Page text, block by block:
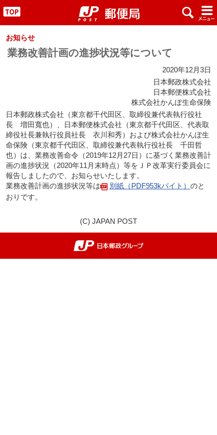
" x #
お知らせ
業務改善計画の進捗状況等について
2020年12月3日
日本郵政株式会社
日本郵便株式会社
株式会社かんぽ生命保険
日本郵政株式会社（東京都千代田区、取締役兼代表執行役社
長 増田寬也）、日本郵便株式会社（東京都千代田区、代表取
締役社長兼執行役員社長 衣川和秀）および株式会社かんぽ生
命保険（東京都千代田区、取締役兼代表執行役社長 千田哲
也）は、業務改善命令（2019年12月27日）に基づく業務改善計
画の進捗状況（2020年11月末時点）等をＪＰ改革実行委員会に
報告しましたので、お知らせいたします。
業務改善計画の進捗状況等は
別紙（PDF953kバイト） のと
おりです。
(C) JAPAN POST